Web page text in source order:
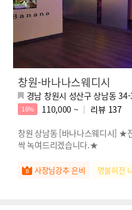
창원-바나나스웨디시
경남 창원시 성산구 상남동
16% 110,000 ~ 리뷰 137
창원 상남동 [바나나스웨디시] ★
싹 녹여드리겠습니다.★
사장님강추 은비 명불허전